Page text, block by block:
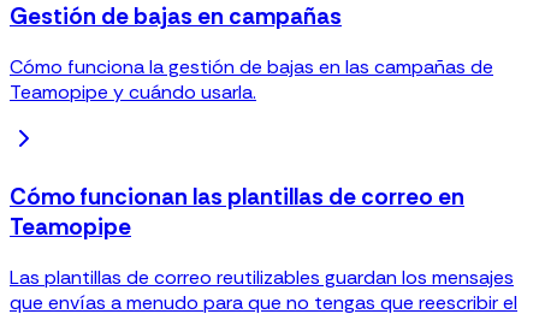
Gestión de bajas en campañas
Cómo funciona la gestión de bajas en las campañas de
Teamopipe y cuándo usarla.
Cómo funcionan las plantillas de correo en
Teamopipe
Las plantillas de correo reutilizables guardan los mensajes
que envías a menudo para que no tengas que reescribir el